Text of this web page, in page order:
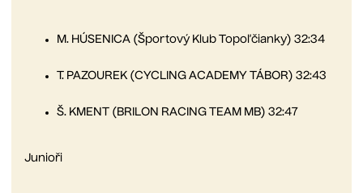
M. HÚSENICA (Športový Klub Topoľčianky) 32:34
T. PAZOUREK (CYCLING ACADEMY TÁBOR) 32:43
Š. KMENT (BRILON RACING TEAM MB) 32:47
Junioři